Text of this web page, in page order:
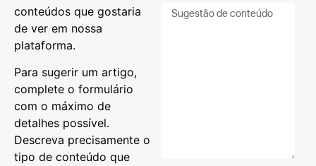
conteúdos que gostaria
de ver em nossa
plataforma.
Para sugerir um artigo,
complete o formulário
com o máximo de
detalhes possível.
Descreva precisamente o
tipo de conteúdo que